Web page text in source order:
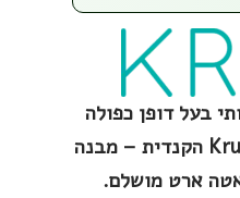
בעל דופן כפולה
בעיצוב מושלם לקפה. תוצרת Kruve הקנדית – מבנה
ארט מושלם.